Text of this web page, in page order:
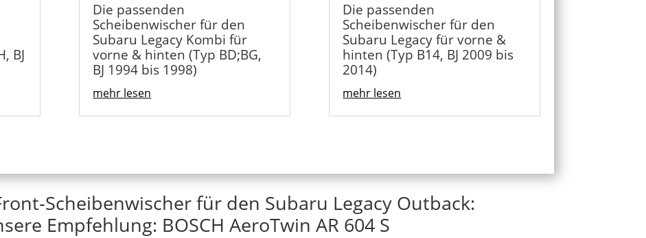
BJ
Die passenden
Scheibenwischer für den
Subaru Legacy Kombi für
vorne & hinten (Typ BD;BG,
BJ 1994 bis 1998)
mehr lesen
Die passenden
Scheibenwischer für den
Subaru Legacy für vorne &
hinten (Typ B14, BJ 2009 bis
2014)
mehr lesen
Scheibenwischer für den Subaru Legacy Outback:
Empfehlung: BOSCH AeroTwin AR 604 S